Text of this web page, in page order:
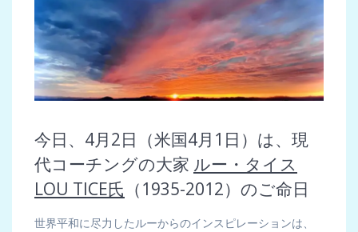
今日、4月2日（米国4月1日）は、現
代コーチングの大家 ルー・タイス
LOU TICE氏 （1935-2012）のご命日
世界平和に尽力したルーからのインスピレーションは、